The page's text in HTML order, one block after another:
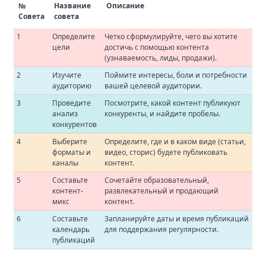
№
Совета
Название
совета
Описание
1
Определите
цели
Четко сформулируйте, чего вы хотите
достичь с помощью контента
(узнаваемость, лиды, продажи).
2
Изучите
аудиторию
Поймите интересы, боли и потребности
вашей целевой аудитории.
3
Проведите
анализ
конкурентов
Посмотрите, какой контент публикуют
конкуренты, и найдите пробелы.
4
Выберите
форматы и
каналы
Определите, где и в каком виде (статьи,
видео, сторис) будете публиковать
контент.
5
Составьте
контент-
микс
Сочетайте образовательный,
развлекательный и продающий
контент.
6
Составьте
календарь
публикаций
Запланируйте даты и время публикаций
для поддержания регулярности.